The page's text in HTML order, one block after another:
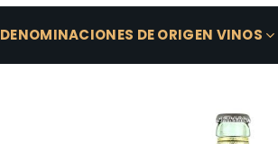
DENOMINACIONES DE ORIGEN VINOS